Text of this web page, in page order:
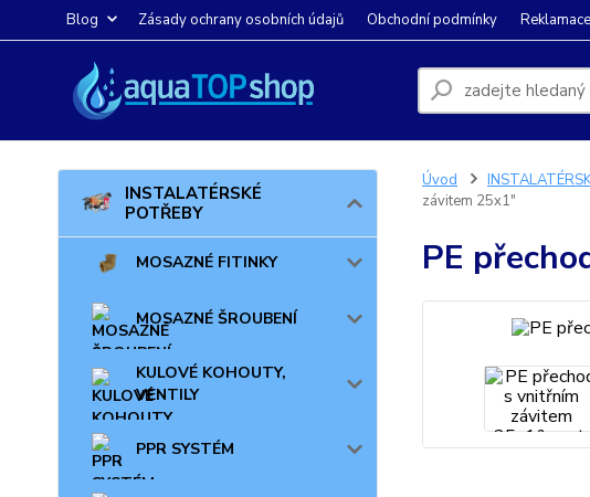
Blog Zásady ochrany osobních údajů Obchodní podmínky Reklamace
INSTALATÉRSKÉ
POTŘEBY
MOSAZNÉ FITINKY
MOSAZNÉ ŠROUBENÍ
KULOVÉ KOHOUTY,
VENTILY
PPR SYSTÉM
Úvod
závitem 25x1"
PE